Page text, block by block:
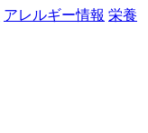
アレルギー情報 栄養